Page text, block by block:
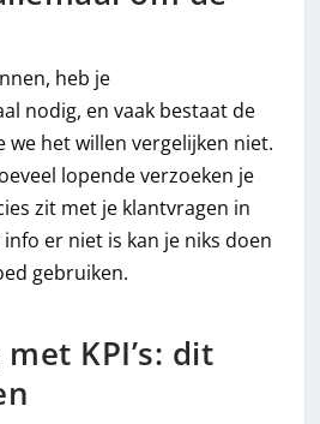
heb je
nodig, en vaak bestaat de
het willen vergelijken niet.
lopende verzoeken je
zit met je klantvragen in
er niet is kan je niks doen
gebruiken.
KPI’s: dit